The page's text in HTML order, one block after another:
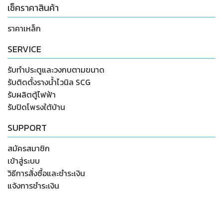
เช็คราคาสินค้า
ราคาเหล็ก
SERVICE
รับทำประตูและวงกบตามขนาด
รับติดตั้งรางน้ำไวนิล SCG
รับผลิตตู้ไฟฟ้า
รับปิดโพรงใต้บ้าน
SUPPORT
สมัครสมาชิก
เข้าสู่ระบบ
วิธีการสั่งซื้อและชำระเงิน
แจ้งการชำระเงิน